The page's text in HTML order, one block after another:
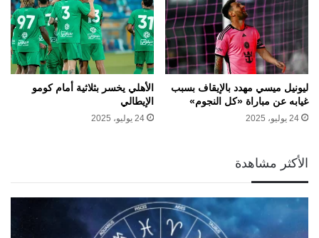
ليونيل ميسي مهدد بالإيقاف بسبب
غيابه عن مباراة «كل النجوم»
24 يوليو، 2025
الأهلي يخسر بثلاثية أمام كومو
الإيطالي
24 يوليو، 2025
الأكثر مشاهدة